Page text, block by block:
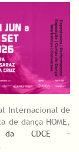
Internacional de
de dança HOME,
da CDCE –